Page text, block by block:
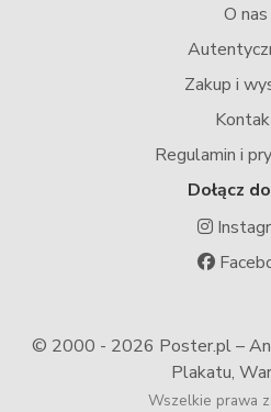
O nas
Zakup i
Regulamin i
Dołącz
© 2000 - 2026 Poster.pl –
Plakatu,
Wszelkie prawa